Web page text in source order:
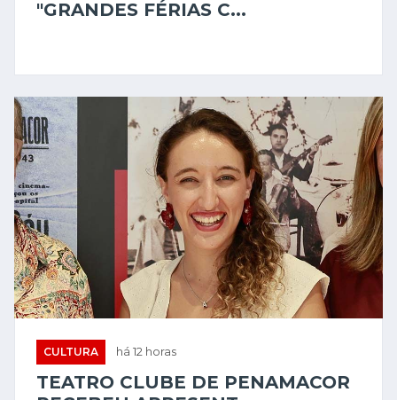
"GRANDES FÉRIAS C...
CULTURA há 12 horas
TEATRO CLUBE DE PENAMACOR